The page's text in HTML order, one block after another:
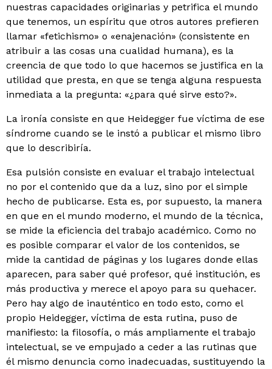
nuestras capacidades originarias y petrifica el mundo
que tenemos, un espíritu que otros autores pre­fieren
llamar «fetichismo» o «enajenación» (consistente en
atribuir a las cosas una cualidad humana), es la
creen­cia de que todo lo que hacemos se justifica en la
utilidad que presta, en que se tenga alguna respuesta
inmediata a la pregunta: «¿para qué sirve esto?».
La ironía consiste en que Heidegger fue víctima de ese
síndrome cuando se le instó a publicar el mismo libro
que lo describiría.
Esa pulsión consiste en evaluar el trabajo intelectual
no por el contenido que da a luz, sino por el simple
hecho de publicarse. Esta es, por supuesto, la manera
en que en el mundo moderno, el mundo de la técnica,
se mide la eficiencia del trabajo académico. Como no
es posible comparar el valor de los contenidos, se
mide la cantidad de páginas y los lugares donde ellas
aparecen, para saber qué profesor, qué institución, es
más productiva y merece el apoyo para su quehacer.
Pero hay algo de inauténtico en todo esto, como el
propio Heidegger, víctima de esta rutina, puso de
manifiesto: la filosofía, o más amplia­mente el trabajo
intelectual, se ve empujado a ceder a las rutinas que
él mismo denuncia como inadecuadas, susti­tuyendo la